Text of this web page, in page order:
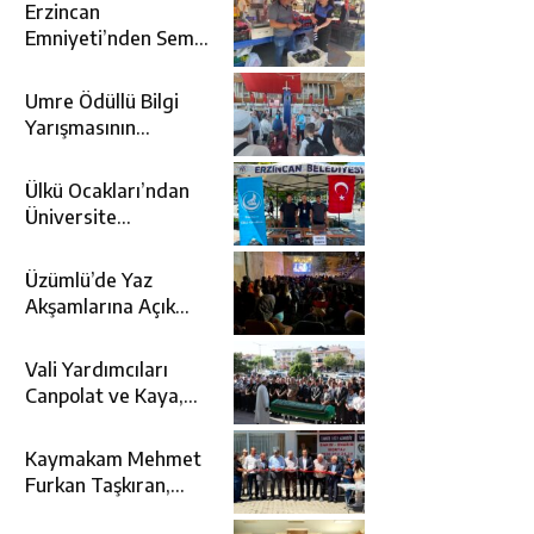
Erzincan
Emniyeti’nden Semt
Bilgilendirme
Faaliyeti
Umre Ödüllü Bilgi
Yarışmasının
Topraklara
Uğurlandı
Ülkü Ocakları’ndan
Üniversite
Desteği
Üzümlü’de Yaz
Akşamlarına Açık
Kattı
Vali Yardımcıları
Canpolat ve Kaya,
Cenaze Törenine
Katıldı
Kaymakam Mehmet
Furkan Taşkıran,